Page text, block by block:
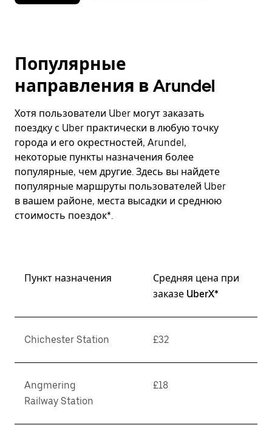
Популярные
направления в Arundel
Хотя пользователи Uber могут заказать
поездку с Uber практически в любую точку
города и его окрестностей, Arundel,
некоторые пункты назначения более
популярные, чем другие. Здесь вы найдете
популярные маршруты пользователей Uber
в вашем районе, места высадки и среднюю
стоимость поездок*.
Пункт назначения
Средняя цена при
заказе UberX*
Chichester Station £32
Angmering
Railway Station
£18